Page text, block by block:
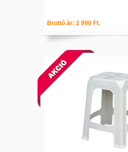
Bruttó ár: 2 990 Ft.